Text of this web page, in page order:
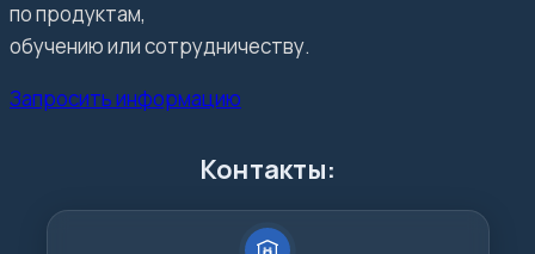
по продуктам,
обучению или сотрудничеству.
Запросить информацию
Контакты: